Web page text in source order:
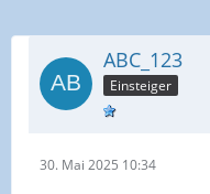
ABC_123
Einsteiger
30. Mai 2025 10:34